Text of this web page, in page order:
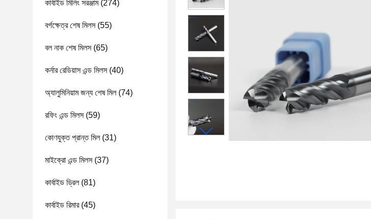
কার্বাইড মিলিং সরঞ্জাম(274)
বর্গক্ষেত্র শেষ মিলস(55)
বল নাক শেষ মিলস(65)
কর্নার রেডিয়াস এন্ড মিলস(40)
অ্যালুমিনিয়াম জন্য শেষ মিল(74)
রফিং এন্ড মিলস(59)
কোণযুক্ত প্রান্ত মিল(31)
মাইক্রো এন্ড মিলস(37)
কার্বাইড ড্রিল(81)
কার্বাইড রিমার(45)